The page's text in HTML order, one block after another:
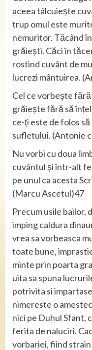
aceea tâlcuiește
trup omul este
nemuritor. Tăcând
grăiești. Căci în
rostind cuvânt de
lucrezi mântuirea.
Cel ce vorbește
grăiește fără să
ce-ți este de folos
sufletului. (Antonie
Nu vorbi cu doua
cuvântul și într-alt
pe unul ca acesta
(Marcu Ascetul)47
Precum usile bailor,
imping caldura
vrea sa vorbeasca
toate bune,
minte prin poarta
uita sa spuna
potrivita si
nimereste o
nici pe Duhul Sfant,
ferita de naluciri.
vorbariei, fiind strain